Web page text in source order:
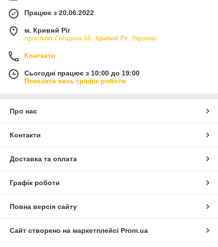
Працює з 20.06.2022
м. Кривий Ріг
проспект Гагаріна 55, Кривий Ріг, Україна
Контакти
Сьогодні працює з 10:00 до 19:00
Показати весь графік роботи
Про нас
Контакти
Доставка та оплата
Графік роботи
Повна версія сайту
Сайт створено на маркетплейсі Prom.ua